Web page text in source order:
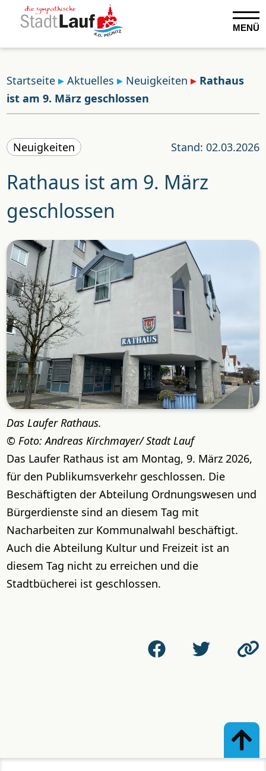
MENÜ
Startseite Aktuelles Neuigkeiten
Rathaus
ist am 9. März geschlossen
Stand: 02.03.2026
Neuigkeiten
Rathaus ist am 9. März
geschlossen
Das Laufer Rathaus.
Foto: Andreas Kirchmayer/ Stadt Lauf
Das Laufer Rathaus ist am Montag, 9. März 2026,
für den Publikumsverkehr geschlossen. Die
Beschäftigten der Abteilung Ordnungswesen und
Bürgerdienste sind an diesem Tag mit
Nacharbeiten zur Kommunalwahl beschäftigt.
Auch die Abteilung Kultur und Freizeit ist an
diesem Tag nicht zu erreichen und die
Stadtbücherei ist geschlossen.